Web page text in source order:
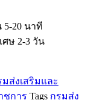
5-20 นาที
ษ 2-3 วัน
ส่งเสริมและ
ชการ Tags กรมส่ง